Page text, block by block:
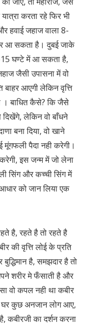
करता रहे फिर भी
हवाई जहाज वाला 8-
आ सकता है। दुबई जाके
घण्टे में आ सकता है,
जैसी उपासना में वो
आएगी लेकिन वृत्ति
। बाधित कैसे? कि जैसे
लेकिन वो बाँधने
बना दिया, वो खाने
पैदा नही करेगी।
करेगी, इस जन्म में जो लेना
सिंग और कच्ची सिंग में
को जान लिया एक
है, रहते है तो रहते है
की वृत्ति लोई के प्रति
है, समझदार है तो
शरीर मे फँसाती है और
वो कपल नही था कबीर
कुछ अनजान लोग आए,
कबीरजी का दर्शन करना